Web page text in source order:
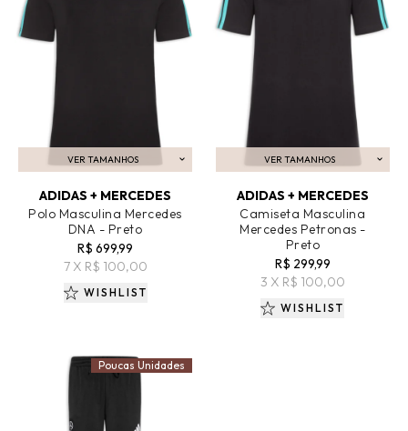
VER TAMANHOS
ADICIONAR AO CARRINHO
ADIDAS + MERCEDES
Polo Masculina Mercedes
DNA - Preto
R$ 699,99
7 X R$ 100,00
WISHLIST
VER TAMANHOS
ADICIONAR AO CARRINHO
ADIDAS + MERCEDES
Camiseta Masculina
Mercedes Petronas -
Preto
R$ 299,99
3 X R$ 100,00
WISHLIST
Poucas Unidades